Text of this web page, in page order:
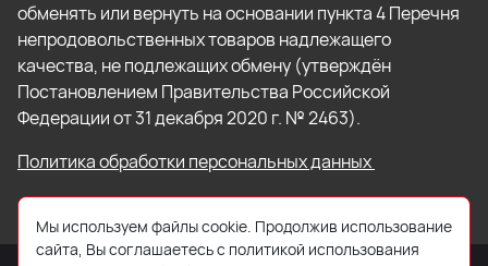
обменять или вернуть на основании пункта 4 Перечня
непродовольственных товаров надлежащего
качества, не подлежащих обмену (утверждён
Постановлением Правительства Российской
Федерации от 31 декабря 2020 г. № 2463).
Политика обработки персональных данных
Мы используем файлы cookie. Продолжив использование
сайта, Вы соглашаетесь с политикой использования